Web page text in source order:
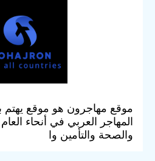
موقع مهاجرون هو موقع يهتم
المهاجر العربي في أنحاء
والصحة والتأمين وا